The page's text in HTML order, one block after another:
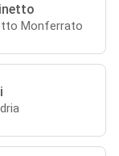
Monferrato